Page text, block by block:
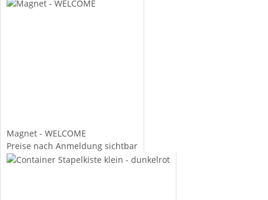
Magnet - WELCOME
Preise nach Anmeldung sichtbar